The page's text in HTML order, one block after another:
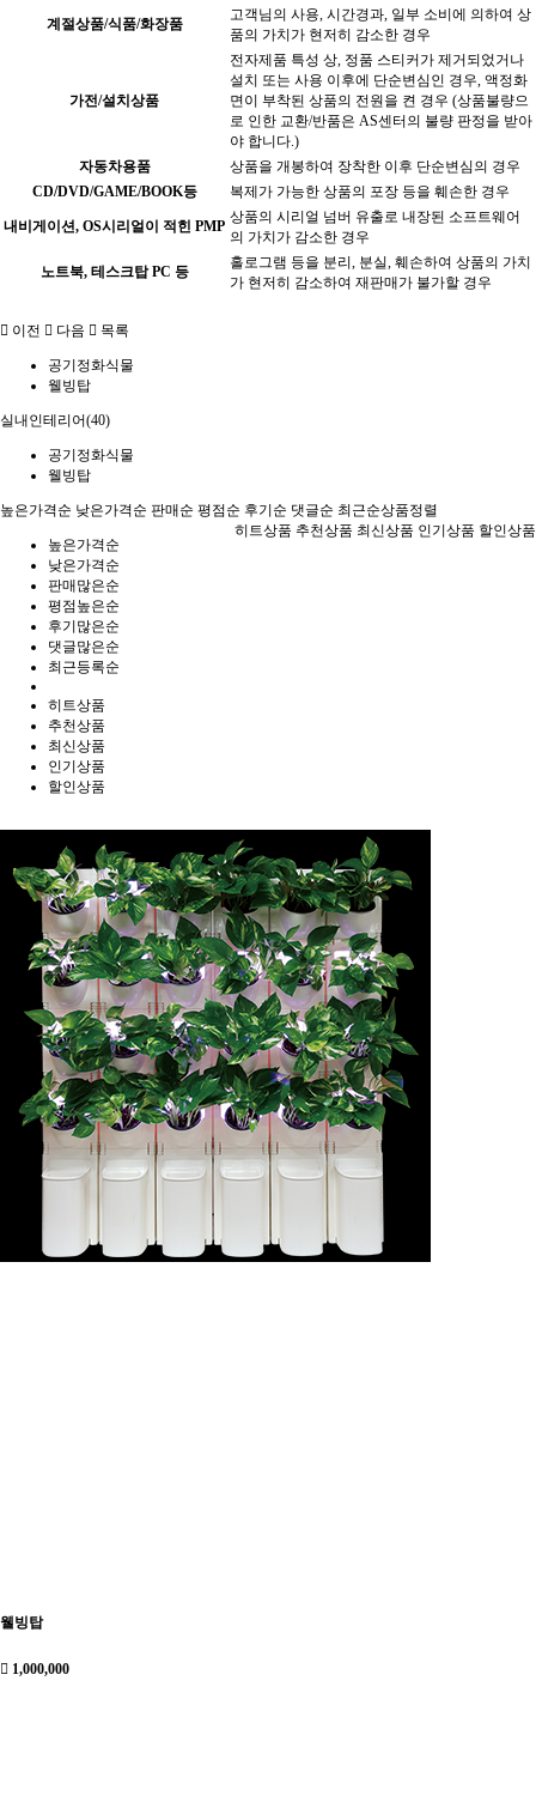
계절상품/식품/화장품
고객님의 사용, 시간경과, 일부 소비에 의하여 상
품의 가치가 현저히 감소한 경우
가전/설치상품
전자제품 특성 상, 정품 스티커가 제거되었거나
설치 또는 사용 이후에 단순변심인 경우, 액정화
면이 부착된 상품의 전원을 켠 경우 (상품불량으
로 인한 교환/반품은 AS센터의 불량 판정을 받아
야 합니다.)
자동차용품
상품을 개봉하여 장착한 이후 단순변심의 경우
CD/DVD/GAME/BOOK등
복제가 가능한 상품의 포장 등을 훼손한 경우
내비게이션, OS시리얼이 적힌 PMP
상품의 시리얼 넘버 유출로 내장된 소프트웨어
의 가치가 감소한 경우
노트북, 테스크탑 PC 등
홀로그램 등을 분리, 분실, 훼손하여 상품의 가치
가 현저히 감소하여 재판매가 불가할 경우
이전 다음 목록
공기정화식물
웰빙탑
실내인테리어(40)
공기정화식물
웰빙탑
높은가격순 낮은가격순 판매순 평점순 후기순 댓글순 최근순
히트상품 추천상품 최신상품 인기상품 할인상품
상품정렬
높은가격순
낮은가격순
판매많은순
평점높은순
후기많은순
댓글많은순
최근등록순
히트상품
추천상품
최신상품
인기상품
할인상품
웰빙탑
1,000,000